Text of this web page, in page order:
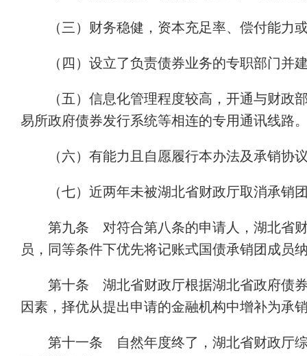
（三）财务稳健，资本充足率、偿付能
（四）设立了负责债券业务的专职部门并
（五）信息化管理程度较高，开通与财
易所政府债券发行系统等相连的专用通讯线路
（六）有能力且自愿履行本办法及承销协
（七）近两年未被湖北省财政厅取消承
第九条 对符合第八条的申请人，湖北省
员，同等条件下优先将记账式国债承销团成
第十条 湖北省财政厅根据湖北省政府债
因素，择优从提出申请的金融机构中增补为承
第十一条 自然年度终了，湖北省财政厅